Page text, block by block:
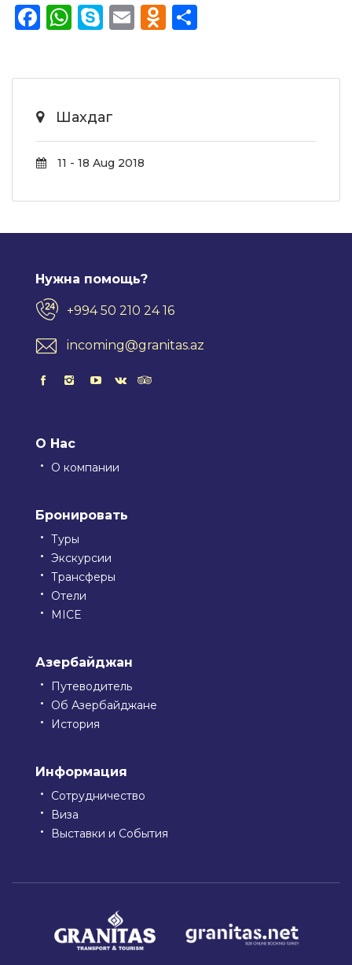
Facebook
WhatsApp
Skype
EmailOdnoklassniki
Шахдаг
11 - 18 Aug 2018
Нужна помощь?
+994 50 210 24 16
incoming@granitas.az
О Нас
О компании
Бронировать
Туры
Экскурсии
Трансферы
Отели
MICE
Азербайджан
Путеводитель
Об Азербайджане
История
Информация
Сотрудничество
Виза
Выставки и События